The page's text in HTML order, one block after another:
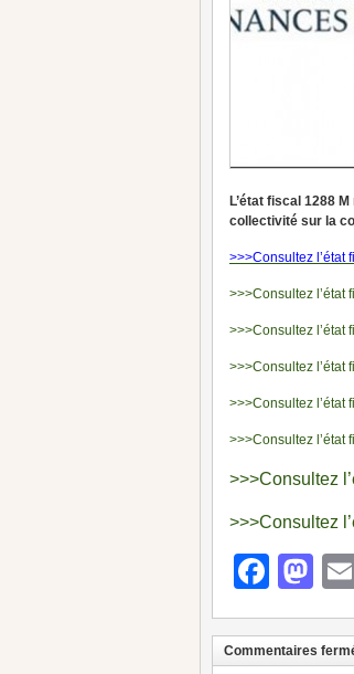
L’état fiscal 1288
collectivité sur la
>>>Consultez l’état
>>>Consultez l’état
>>>Consultez l’état
>>>Consultez l’état
>>>Consultez l’état
>>>Consultez l’état
>>>Consultez
>>>Consultez
Commentaires